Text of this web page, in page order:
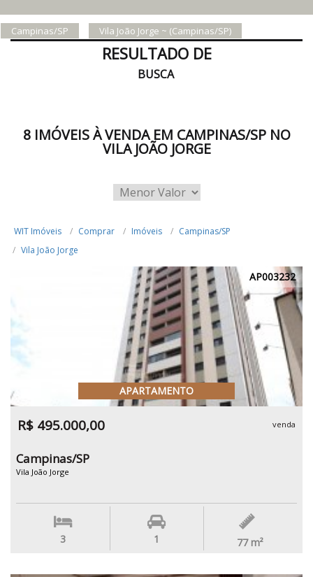
Campinas/SP Vila João Jorge ~ (Campinas/SP)
RESULTADO DE
BUSCA
8 IMÓVEIS À VENDA EM CAMPINAS/SP NO
VILA JOÃO JORGE
WIT Imóveis Comprar Imóveis
Campinas/SP
Vila João Jorge
AP003232
APARTAMENTO
R$ 495.000,00 venda
Campinas/SP
Vila João Jorge
3 1 77 m²